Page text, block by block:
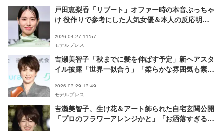
戸田恵梨香「リブート」オファー時の本音ぶっちゃ
け 役作りで参考にした人気女優＆本人の反応明か
2026.04.27 11:57
モデルプレス
吉瀬美智子「秋までに髪を伸ばす予定」新ヘアスタ
イル披露「世界一似合う」「柔らかな雰囲気も素
2026.03.29 13:49
モデルプレス
吉瀬美智子、生け花＆アート飾られた自宅玄関公開
「プロのフラワーアレンジかと」「お洒落すぎる」